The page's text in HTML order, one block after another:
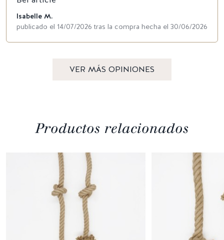
Isabelle M.
publicado el 14/07/2026 tras la compra hecha el 30/06/2026
VER MÁS OPINIONES
Productos relacionados